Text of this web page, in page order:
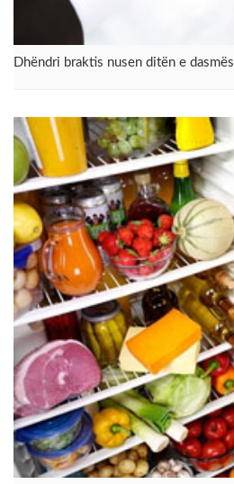
Dhëndri braktis nusen ditën e dasmës